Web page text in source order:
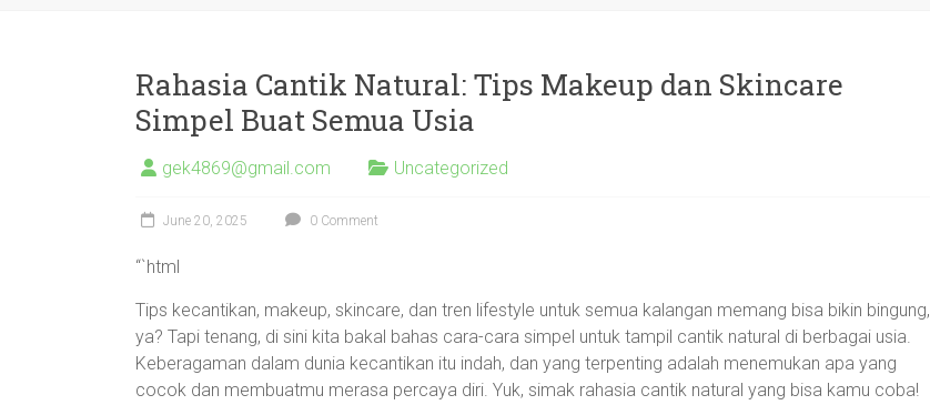
Rahasia Cantik Natural: Tips Makeup dan Skincare
Simpel Buat Semua Usia
gek4869@gmail.com Uncategorized
June 20, 2025 0 Comment
“`html
Tips kecantikan, makeup, skincare, dan tren lifestyle untuk semua kalangan memang bisa bikin bingung,
ya? Tapi tenang, di sini kita bakal bahas cara-cara simpel untuk tampil cantik natural di berbagai usia.
Keberagaman dalam dunia kecantikan itu indah, dan yang terpenting adalah menemukan apa yang
cocok dan membuatmu merasa percaya diri. Yuk, simak rahasia cantik natural yang bisa kamu coba!